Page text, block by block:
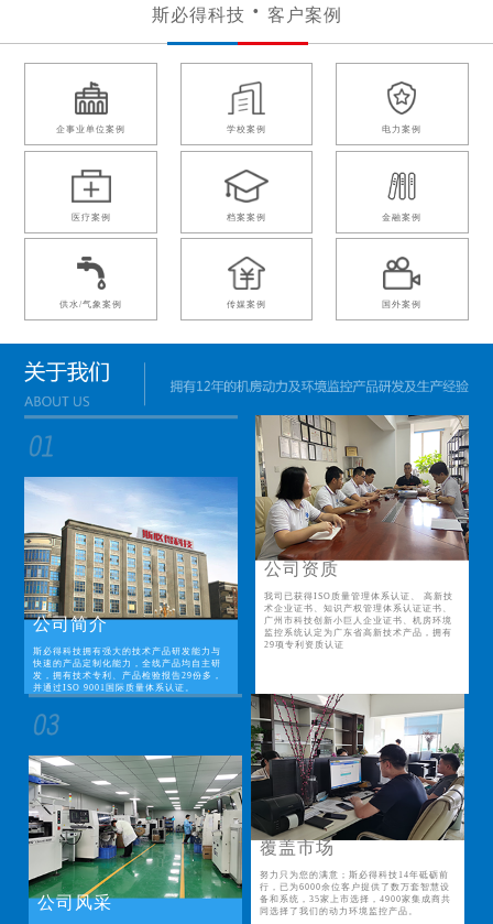
斯必得科技 客户案例
企事业单位案例 学校案例 电力案例
医疗案例 档案案例 金融案例
供水/气象案例 传媒案例 国外案例
公司简介
斯必得科技拥有强大的技术产品研发能力与
快速的产品定制化能力，全线产品均自主研
发，拥有技术专利、产品检验报告29份多，
并通过ISO 9001国际质量体系认证。
公司资质
我司已获得ISO质量管理体系认证、 高新技
术企业证书、知识产权管理体系认证证书、
广州市科技创新小巨人企业证书、机房环境
监控系统认定为广东省高新技术产品，拥有
29项专利资质认证
公司风采
覆盖市场
努力只为您的满意；斯必得科技14年砥砺前
行，已为6000余位客户提供了数万套智慧设
备和系统，35家上市选择，4900家集成商共
同选择了我们的动力环境监控产品。